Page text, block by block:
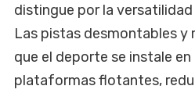
distingue por la
Las pistas desmontables y
que el deporte se instale
plataformas flotantes,